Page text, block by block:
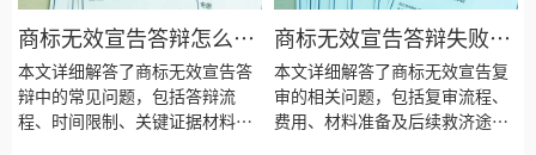
商标无效宣告答辩怎么做
才能争取保留商标？
本文详细解答了商标无效宣告答
辩中的常见问题，包括答辩流
程、时间限制、关键证据材料以
商标无效宣告答辩失败了
“我不服”应该怎么办？
本文详细解答了商标无效宣告复
审的相关问题，包括复审流程、
费用、材料准备及后续救济途